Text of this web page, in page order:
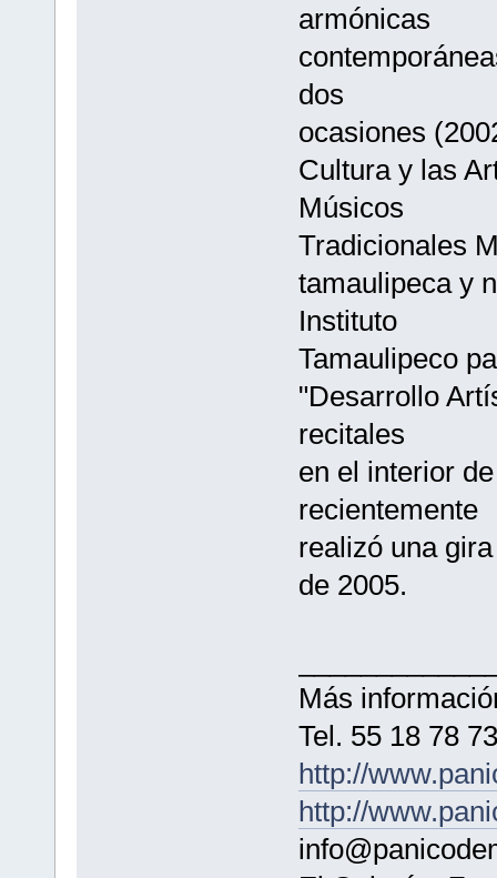
armónicas
dos
ocasiones
Cultura y las
Músicos
Tradicionales
tamaulipeca y
Instituto
Tamaulipeco
"Desarrollo
recitales
en el interior
recientemente
realizó una
de 2005.
Más
Tel. 55 18 78 73
http://
http://